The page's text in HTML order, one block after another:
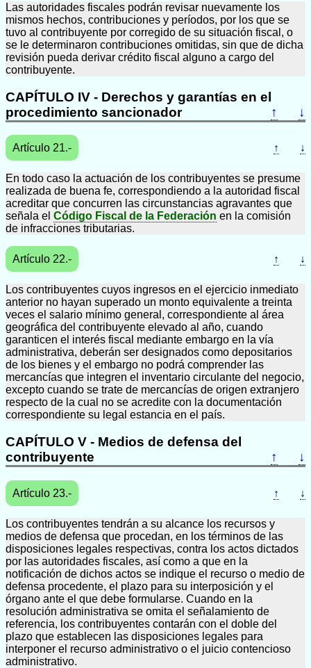
Las autoridades fiscales podrán revisar nuevamente los
mismos hechos, contribuciones y períodos, por los que se
tuvo al contribuyente por corregido de su situación fiscal, o
se le determinaron contribuciones omitidas, sin que de dicha
revisión pueda derivar crédito fiscal alguno a cargo del
contribuyente.
CAPÍTULO IV - Derechos y garantías en el
procedimiento sancionador
↑ ↓
Artículo 21.- ↑ ↓
En todo caso la actuación de los contribuyentes se presume
realizada de buena fe, correspondiendo a la autoridad fiscal
acreditar que concurren las circunstancias agravantes que
señala el Código Fiscal de la Federación en la comisión
de infracciones tributarias.
Artículo 22.- ↑ ↓
Los contribuyentes cuyos ingresos en el ejercicio inmediato
anterior no hayan superado un monto equivalente a treinta
veces el salario mínimo general, correspondiente al área
geográfica del contribuyente elevado al año, cuando
garanticen el interés fiscal mediante embargo en la vía
administrativa, deberán ser designados como depositarios
de los bienes y el embargo no podrá comprender las
mercancías que integren el inventario circulante del negocio,
excepto cuando se trate de mercancías de origen extranjero
respecto de la cual no se acredite con la documentación
correspondiente su legal estancia en el país.
CAPÍTULO V - Medios de defensa del
contribuyente
↑ ↓
Artículo 23.- ↑ ↓
Los contribuyentes tendrán a su alcance los recursos y
medios de defensa que procedan, en los términos de las
disposiciones legales respectivas, contra los actos dictados
por las autoridades fiscales, así como a que en la
notificación de dichos actos se indique el recurso o medio de
defensa procedente, el plazo para su interposición y el
órgano ante el que debe formularse. Cuando en la
resolución administrativa se omita el señalamiento de
referencia, los contribuyentes contarán con el doble del
plazo que establecen las disposiciones legales para
interponer el recurso administrativo o el juicio contencioso
administrativo.